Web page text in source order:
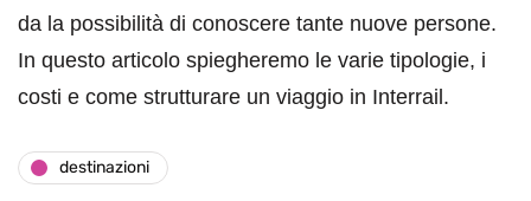
da la possibilità di conoscere tante nuove persone.
In questo articolo spiegheremo le varie tipologie, i
costi e come strutturare un viaggio in Interrail.
destinazioni